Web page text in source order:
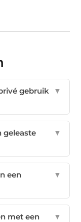
gebruik
▼
geleaste
▼
een
▼
met een
▼